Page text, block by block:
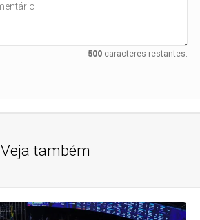
500caracteres restantes.
Veja também